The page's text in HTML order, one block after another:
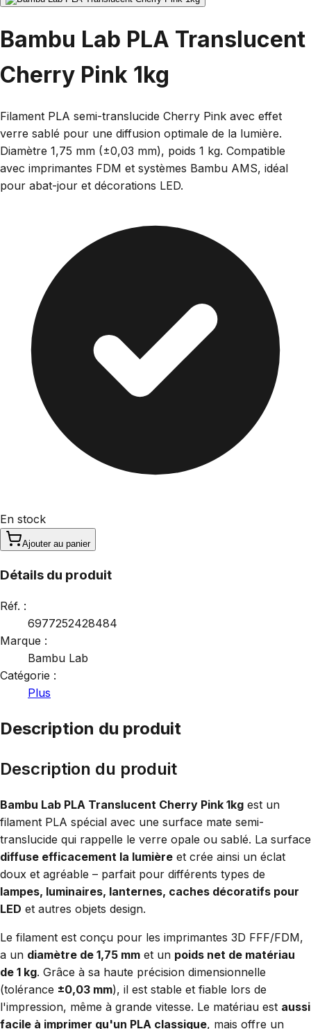
Bambu Lab PLA Translucent
Cherry Pink 1kg
Filament PLA semi-translucide Cherry Pink avec effet
verre sablé pour une diffusion optimale de la lumière.
Diamètre 1,75 mm (±0,03 mm), poids 1 kg. Compatible
avec imprimantes FDM et systèmes Bambu AMS, idéal
pour abat-jour et décorations LED.
En stock
Ajouter au panier
Détails du produit
Réf. :
6977252428484
Marque :
Bambu Lab
Catégorie :
Plus
Description du produit
Description du produit
Bambu Lab PLA Translucent Cherry Pink 1kg est un
filament PLA spécial avec une surface mate semi-
translucide qui rappelle le verre opale ou sablé. La surface
diffuse efficacement la lumière et crée ainsi un éclat
doux et agréable – parfait pour différents types de
lampes, luminaires, lanternes, caches décoratifs pour
LED et autres objets design.
Le filament est conçu pour les imprimantes 3D FFF/FDM,
a un diamètre de 1,75 mm et un poids net de matériau
de 1 kg. Grâce à sa haute précision dimensionnelle
(tolérance ±0,03 mm), il est stable et fiable lors de
l'impression, même à grande vitesse. Le matériau est aussi
facile à imprimer qu'un PLA classique, mais offre un